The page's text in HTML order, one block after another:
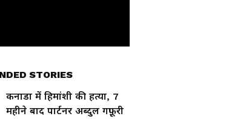
STORIES
कनाडा में हिमांशी की हत्या, 7
महीने बाद पार्टनर अब्दुल गफ़ूरी